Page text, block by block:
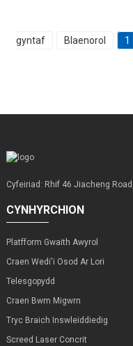
gyntaf
Blaenorol 1
Cyfeiriad: Rhif 46 Jiacheng
CYNHYRCHION
Platfform Gwaith Awyrol
Craen Wedi'i Osod Ar Lori
Telesgopydd
Craen Bwm Migwrn
Tryc Braich Inswleiddiedig
Screed Laser Concrit